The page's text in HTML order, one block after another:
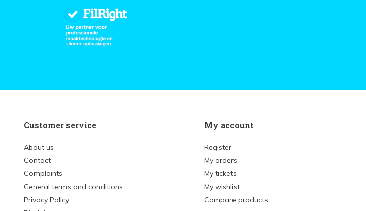
Customer service
About us
Contact
Complaints
General terms and conditions
Privacy Policy
My account
Register
My orders
My tickets
My wishlist
Compare products